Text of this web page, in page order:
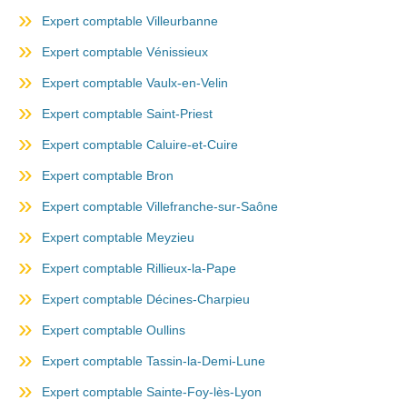
Expert comptable Villeurbanne
Expert comptable Vénissieux
Expert comptable Vaulx-en-Velin
Expert comptable Saint-Priest
Expert comptable Caluire-et-Cuire
Expert comptable Bron
Expert comptable Villefranche-sur-Saône
Expert comptable Meyzieu
Expert comptable Rillieux-la-Pape
Expert comptable Décines-Charpieu
Expert comptable Oullins
Expert comptable Tassin-la-Demi-Lune
Expert comptable Sainte-Foy-lès-Lyon